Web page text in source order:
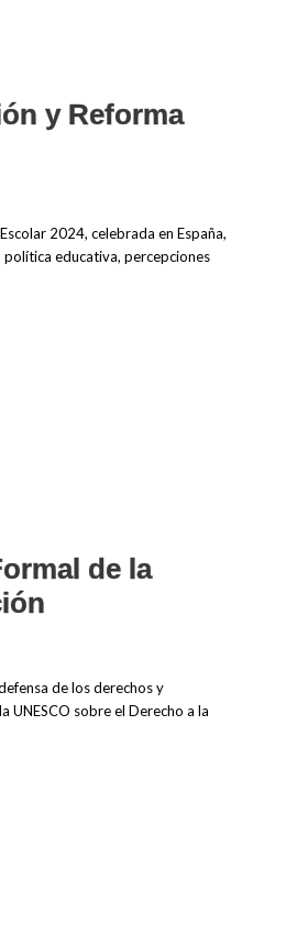
y Reforma
2024, celebrada en España,
educativa, percepciones
de la
de los derechos y
UNESCO sobre el Derecho a la